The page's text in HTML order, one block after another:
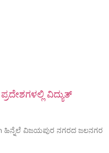
ವಿದ್ಯುತ್
ಹಿನ್ನೆಲೆ ವಿಜಯಪುರ ನಗರದ ಜಲನಗರ